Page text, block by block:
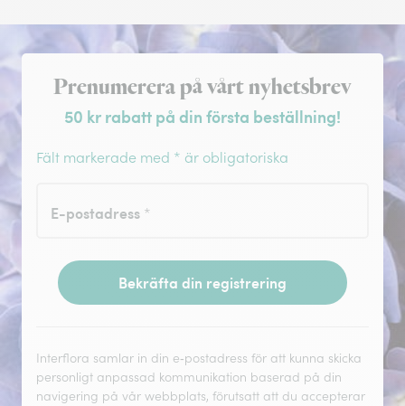
Registrera dig för nyhetsbrev
Prenumerera på vårt nyhetsbrev
50 kr rabatt på din första beställning!
Fält markerade med * är obligatoriska
E-postadress *
Bekräfta din registrering
Interflora samlar in din e‑postadress för att kunna skicka
personligt anpassad kommunikation baserad på din
navigering på vår webbplats, förutsatt att du accepterar